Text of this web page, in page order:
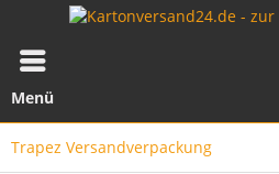
Menü
Trapez Versandverpackung